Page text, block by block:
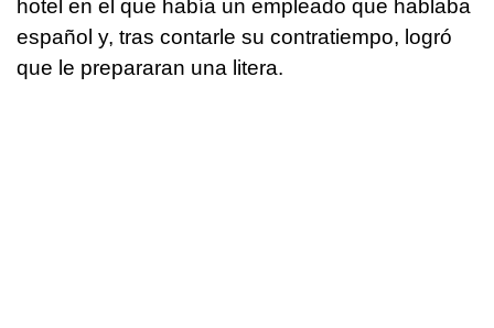
hotel en el que había un empleado que hablaba
español y, tras contarle su contratiempo, logró
que le prepararan una litera.